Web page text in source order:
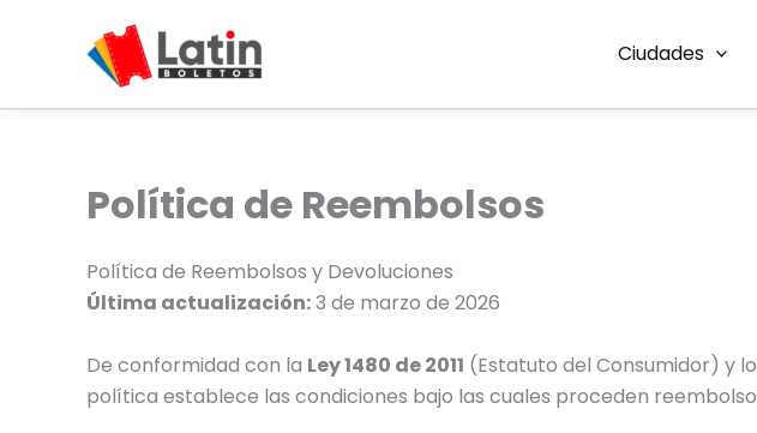
Ciudades
Política de Reembolsos
Política de Reembolsos y Devoluciones
Última actualización:3 de marzo de 2026
De conformidad con la Ley 1480 de 2011 (Estatuto del Consumidor) y
política establece las condiciones bajo las cuales proceden